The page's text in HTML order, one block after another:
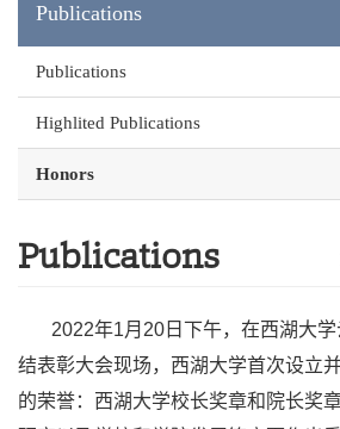
Publications
Publications
Highlited Publications
Honors
Publications
2022年1月20日下午，在西湖大学
结表彰大会现场，西湖大学首次设立
的荣誉：西湖大学校长奖章和院长